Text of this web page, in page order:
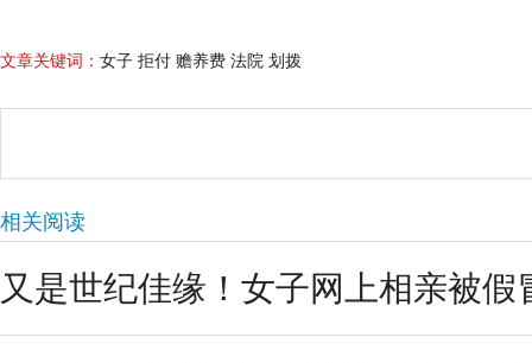
文章关键词： 女子 拒付 赡养费 法院 划拨
相关阅读
又是世纪佳缘！女子网上相亲被假